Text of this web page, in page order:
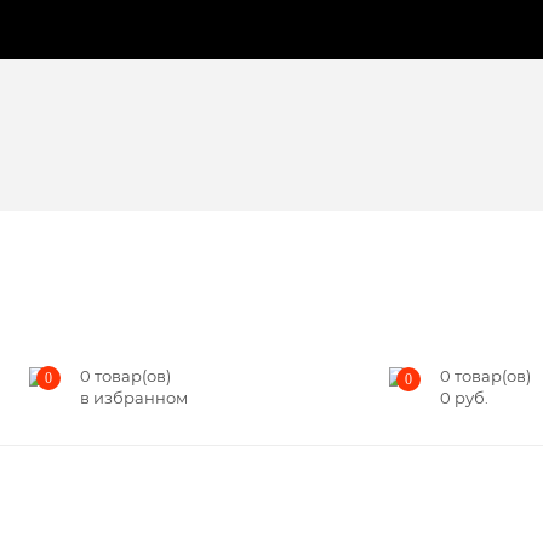
0 0 товар(ов)
в избранном
0 0 товар(ов)
0 руб.